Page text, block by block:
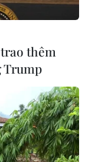
thêm
Trump